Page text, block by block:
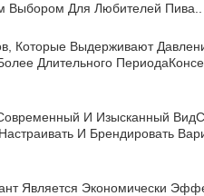
Выбором Для Любителей Пива..
Которые Выдерживают
Длительного
И Изысканный
И Брендировать
Является Экономически